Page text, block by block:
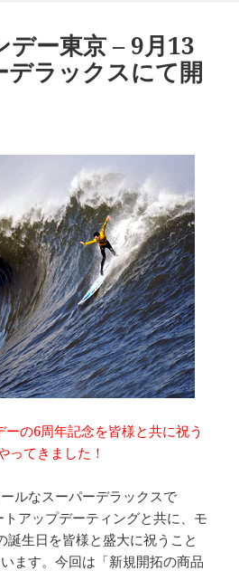
デー東京 – 9月13
デラックスにて開
の6周年記念を皆様と共に祝う
ってきました！
ルなスーパーデラックスで
アップデーティングと共に、モ
誕生日を皆様と盛大に祝うこと
ます。今回は「新規開拓の商品